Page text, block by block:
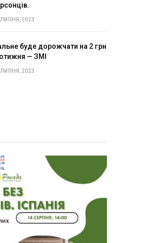
2023
буде дорожчати на 2 грн
— ЗМІ
2023